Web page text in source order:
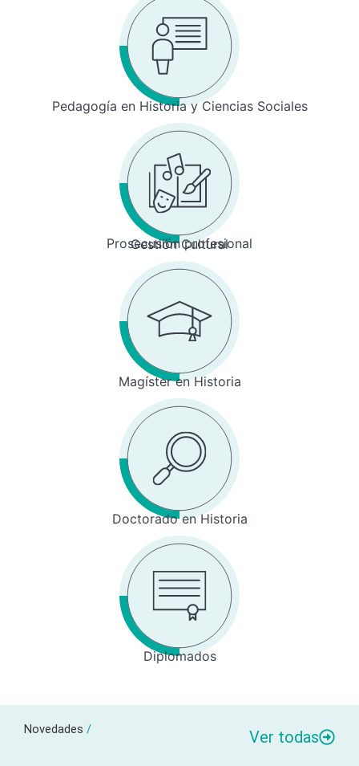
Pedagogía en Historia y Ciencias Sociales
Prosecusión profesional
Gestión Cultural
Magíster en Historia
Doctorado en Historia
Diplomados
Novedades / Ver todas